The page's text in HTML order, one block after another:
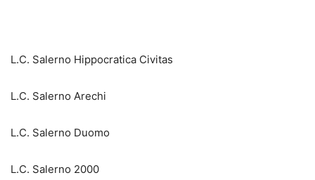
L.C. Salerno Hippocratica Civitas
L.C. Salerno Arechi
L.C. Salerno Duomo
L.C. Salerno 2000